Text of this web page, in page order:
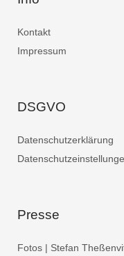
Kontakt
Impressum
DSGVO
Datenschutzerklärung
Presse
Fotos | Stefan